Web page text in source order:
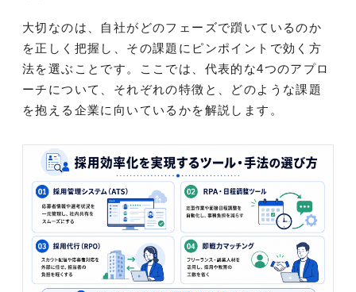
大切なのは、自社がどのフェーズで躓いているのか
を正しく把握し、その課題にピンポイントで効く方
法を選ぶことです。ここでは、代表的な4つのアプロ
ーチについて、それぞれの特徴と、どのような課題
を抱える企業に向いているかを解説します。